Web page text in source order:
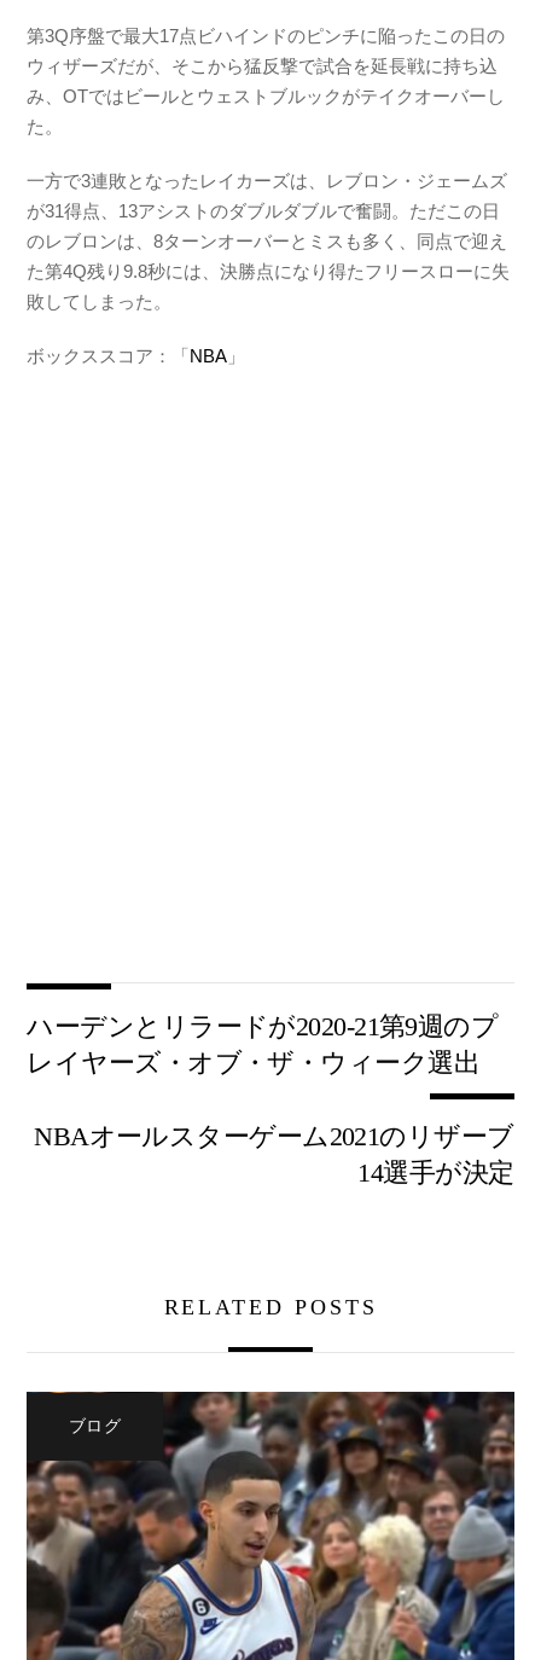
第3Q序盤で最大17点ビハインドのピンチに陥ったこの日の
ウィザーズだが、そこから猛反撃で試合を延長戦に持ち込
み、OTではビールとウェストブルックがテイクオーバーし
た。
一方で3連敗となったレイカーズは、レブロン・ジェームズ
が31得点、13アシストのダブルダブルで奮闘。ただこの日
のレブロンは、8ターンオーバーとミスも多く、同点で迎え
た第4Q残り9.8秒には、決勝点になり得たフリースローに失
敗してしまった。
ボックススコア：「NBA 」
ハーデンとリラードが2020-21第9週のプ
レイヤーズ・オブ・ザ・ウィーク選出
NBAオールスターゲーム2021のリザーブ
14選手が決定
RELATED POSTS
ブログ